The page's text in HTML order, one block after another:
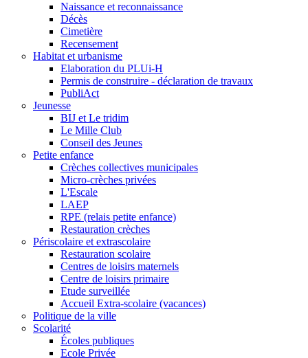
Naissance et reconnaissance
Décès
Cimetière
Recensement
Habitat et urbanisme
Elaboration du PLUi-H
Permis de construire - déclaration de travaux
PubliAct
Jeunesse
BIJ et Le tridim
Le Mille Club
Conseil des Jeunes
Petite enfance
Crèches collectives municipales
Micro-crèches privées
L'Escale
LAEP
RPE (relais petite enfance)
Restauration crèches
Périscolaire et extrascolaire
Restauration scolaire
Centres de loisirs maternels
Centre de loisirs primaire
Etude surveillée
Accueil Extra-scolaire (vacances)
Politique de la ville
Scolarité
Écoles publiques
Ecole Privée